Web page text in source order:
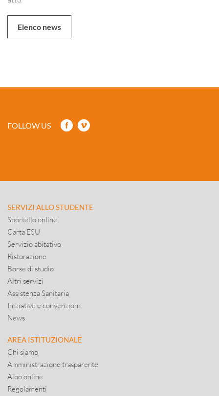
Elenco news
FOLLOW US
SERVIZI ALLO STUDENTE
Sportello online
Carta ESU
Servizio abitativo
Ristorazione
Borse di studio
Altri servizi
Assistenza Sanitaria
Iniziative e convenzioni
News
AREA ISTITUZIONALE
Chi siamo
Amministrazione trasparente
Albo online
Regolamenti